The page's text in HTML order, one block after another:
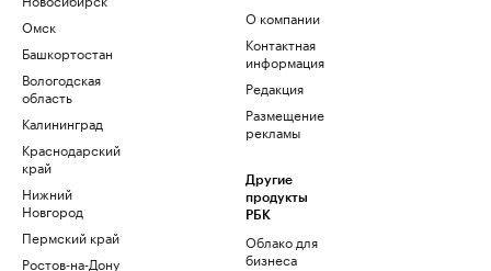
Омск
Башкортостан
Вологодская
область
Калининград
Краснодарский
край
Нижний
Новгород
Пермский край
Ростов-на-Дону
О компании
Контактная
информация
Редакция
Размещение
рекламы
Другие
продукты
РБК
Облако для
бизнеса